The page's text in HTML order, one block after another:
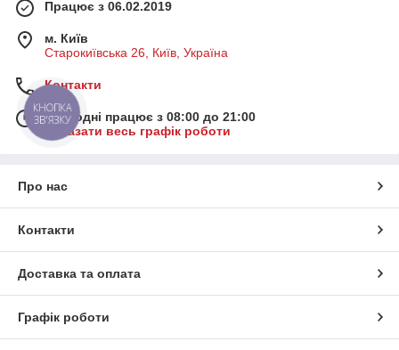
Працює з 06.02.2019
м. Київ
Старокиївська 26, Київ, Україна
Контакти
Сьогодні працює з 08:00 до 21:00
Показати весь графік роботи
Про нас
Контакти
Доставка та оплата
Графік роботи
КНОПКА
ЗВ'ЯЗКУ